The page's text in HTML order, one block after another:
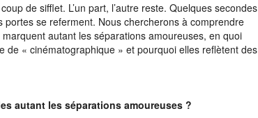
de sifflet. L’un part, l’autre reste. Quelques secondes
se referment. Nous chercherons à comprendre
autant les séparations amoureuses, en quoi
de « cinématographique » et pourquoi elles reflètent des
autant les séparations amoureuses ?